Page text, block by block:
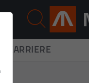
KARRIERE